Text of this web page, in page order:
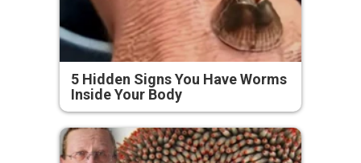
5 Hidden Signs You Have Worms
Inside Your Body